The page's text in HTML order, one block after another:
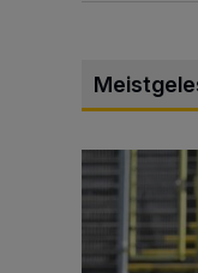
WSV: